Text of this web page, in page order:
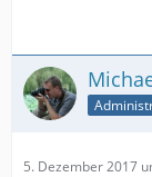
5. Dezember 2017